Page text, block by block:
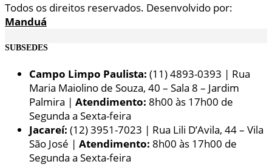
Todos os direitos reservados. Desenvolvido por:
Manduá
SUBSEDES
Campo Limpo Paulista: (11) 4893-0393 | Rua
Maria Maiolino de Souza, 40 – Sala 8 – Jardim
Palmira | Atendimento: 8h00 às 17h00 de
Segunda a Sexta-feira
Jacareí: (12) 3951-7023 | Rua Lili D’Avila, 44 – Vila
São José | Atendimento: 8h00 às 17h00 de
Segunda a Sexta-feira